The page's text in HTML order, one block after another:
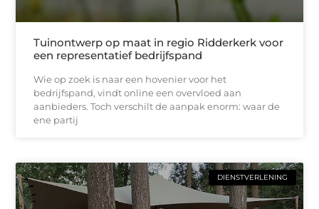
Tuinontwerp op maat in regio Ridderkerk voor
een representatief bedrijfspand
Wie op zoek is naar een hovenier voor het
bedrijfspand, vindt online een overvloed aan
aanbieders. Toch verschilt de aanpak enorm: waar de
ene partij
DIENSTVERLENING